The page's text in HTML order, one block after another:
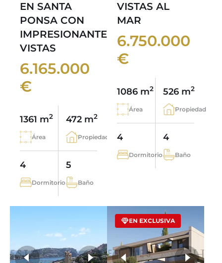
EN SANTA
PONSA CON
IMPRESIONANTES
VISTAS
6.165.000
€
1361 m2
Área
472 m2
Propiedad
4
Dormitorio
5
Baño
VISTAS AL
MAR
6.750.000
€
1086 m2
Área
526 m2
Propiedad
4
Dormitorio
4
Baño
más fotos
EN EXCLUSIVA